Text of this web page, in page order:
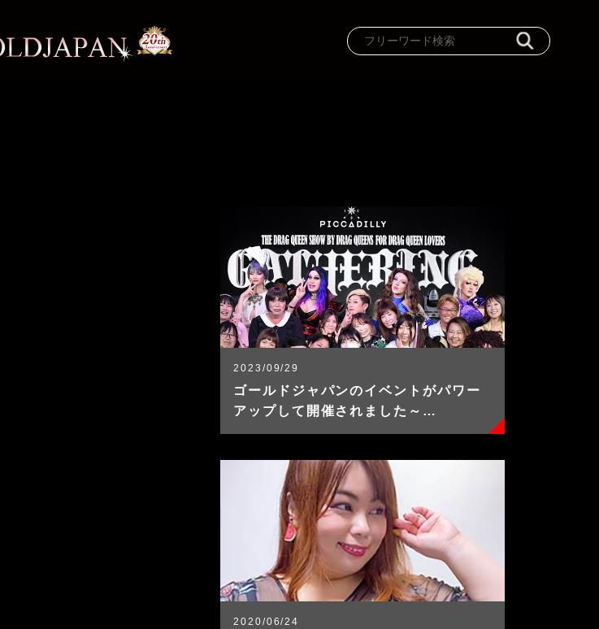
2023/09/29
ゴールドジャパンのイベントがパワー
アップして開催されました～…
2020/06/24